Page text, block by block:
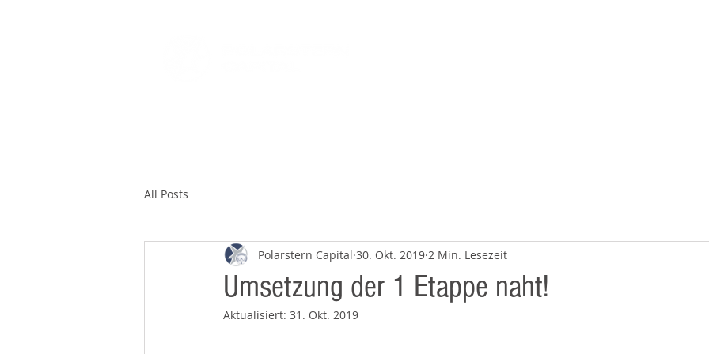
All Posts
Umsetzung der 1 Etappe naht!
Polarstern Capital 30. Okt. 2019 2 Min. Lesezeit
Aktualisiert: 31. Okt. 2019